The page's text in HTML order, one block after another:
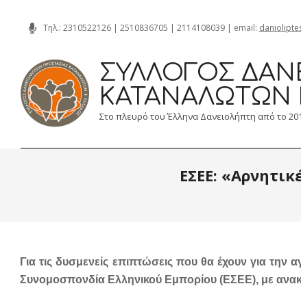
content
Τηλ.: 2310522126 | 2510836705 | 2114108039 | email:
ΣΎΛΛΟΓΟΣ
ΚΑΤΑΝΑΛΩΤΏΝ
Στο πλευρό του Έλληνα Δανειολήπτη από το
ΕΣΕΕ:
Για τις δυσμενείς επιπτώσεις που θα έχουν για
Συνομοσπονδία Ελληνικού Εμπορίου (ΕΣΕΕ), με